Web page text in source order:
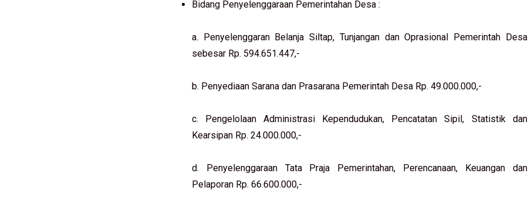
Bidang Penyelenggaraan Pemerintahan Desa :
a. Penyelenggaran Belanja Siltap, Tunjangan dan Oprasional Pemerintah Desa
sebesar Rp. 594.651.447,-
b. Penyediaan Sarana dan Prasarana Pemerintah Desa Rp. 49.000.000,-
c. Pengelolaan Administrasi Kependudukan, Pencatatan Sipil, Statistik dan
Kearsipan Rp. 24.000.000,-
d. Penyelenggaraan Tata Praja Pemerintahan, Perencanaan, Keuangan dan
Pelaporan Rp. 66.600.000,-